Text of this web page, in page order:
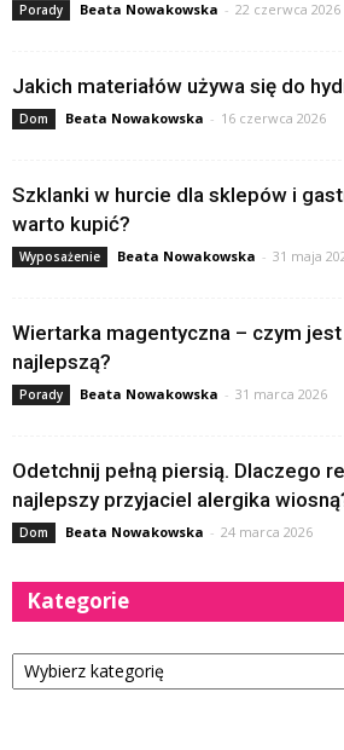
Porady Beata Nowakowska - 22 czerwca 2026
Jakich materiałów używa się do
Dom Beata Nowakowska - 16 czerwca 2026
Szklanki w hurcie dla sklepów i
warto kupić?
Wyposażenie Beata Nowakowska - 31 maja
Wiertarka magentyczna – czym
najlepszą?
Porady Beata Nowakowska - 31 marca 2026
Odetchnij pełną piersią. Dlaczego
najlepszy przyjaciel alergika
Dom Beata Nowakowska - 24 marca 2026
Kategorie
Kategorie